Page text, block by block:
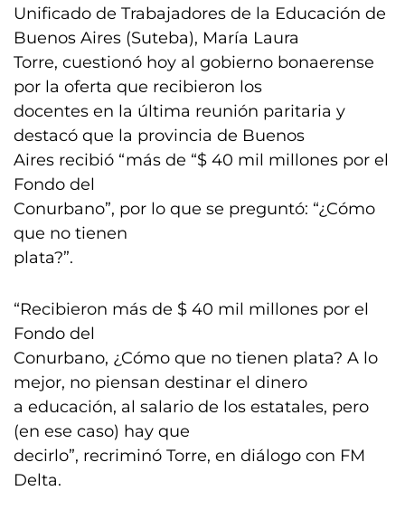
Unificado de Trabajadores de la Educación de
Buenos Aires (Suteba), María Laura
Torre, cuestionó hoy al gobierno bonaerense
por la oferta que recibieron los
docentes en la última reunión paritaria y
destacó que la provincia de Buenos
Aires recibió “más de “$ 40 mil millones por el
Fondo del
Conurbano”, por lo que se preguntó: “¿Cómo
que no tienen
plata?”.
“Recibieron más de $ 40 mil millones por el
Fondo del
Conurbano, ¿Cómo que no tienen plata? A lo
mejor, no piensan destinar el dinero
a educación, al salario de los estatales, pero
(en ese caso) hay que
decirlo”, recriminó Torre, en diálogo con FM
Delta.